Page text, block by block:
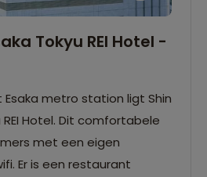
Tokyu REI Hotel -
Esaka metro station ligt Shin
REI Hotel. Dit comfortabele
met een eigen
Er is een restaurant